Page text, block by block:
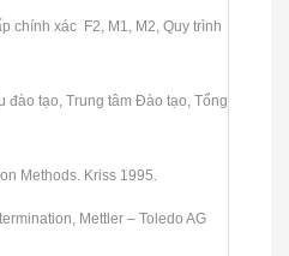
chính xác F2, M1, M2, Quy trình
đào tạo, Trung tâm Đào tạo, Tổng
Methods. Kriss 1995.
Mettler – Toledo AG